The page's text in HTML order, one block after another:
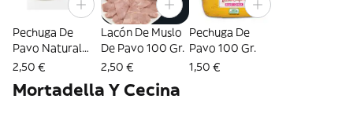
Pechuga De
Pavo Natural
100 Gr.
2,50 €
Lacón De Muslo
De Pavo 100 Gr.
2,50 €
Pechuga De
Pavo 100 Gr.
1,50 €
Mortadella Y Cecina